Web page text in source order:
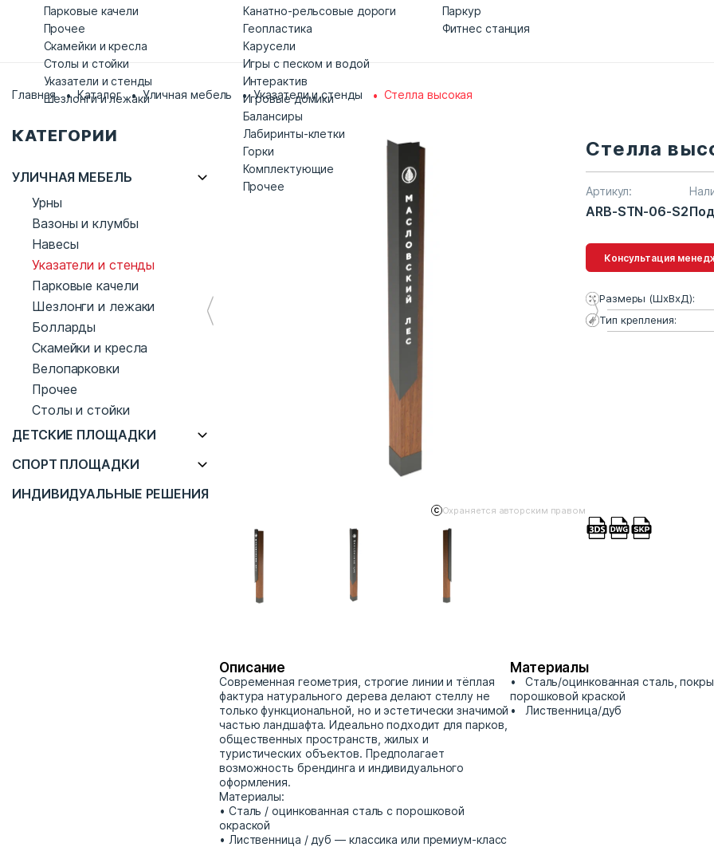
Парковые качели
Прочее
Скамейки и кресла
Столы и стойки
Указатели и стенды
Шезлонги и лежаки
Канатно-рельсовые дороги
Геопластика
Карусели
Игры с песком и водой
Интерактив
Игровые домики
Балансиры
Лабиринты-клетки
Горки
Комплектующие
Прочее
Паркур
Фитнес станция
Главная Каталог Уличная мебель Указатели и стенды Стелла высокая
КАТЕГОРИИ
УЛИЧНАЯ МЕБЕЛЬ
Урны
Вазоны и клумбы
Навесы
Указатели и стенды
Парковые качели
Шезлонги и лежаки
Болларды
Скамейки и кресла
Велопарковки
Прочее
Столы и стойки
ДЕТСКИЕ ПЛОЩАДКИ
СПОРТ ПЛОЩАДКИ
ИНДИВИДУАЛЬНЫЕ РЕШЕНИЯ
Охраняется авторским правом
Стелла
Артикул:
ARB-STN-06-S2
Консультация
Размеры (ШхВхД):
Тип крепления:
Описание
Современная геометрия, строгие линии и тёплая
фактура натурального дерева делают стеллу не
только функциональной, но и эстетически значимой
частью ландшафта. Идеально подходит для парков,
общественных пространств, жилых и
туристических объектов. Предполагает
возможность брендинга и индивидуального
оформления.
Материалы:
• Сталь / оцинкованная сталь с порошковой
окраской
• Лиственница / дуб — классика или премиум-класс
Материалы
Сталь/оцинкованная сталь,
порошковой краской
Лиственница/дуб